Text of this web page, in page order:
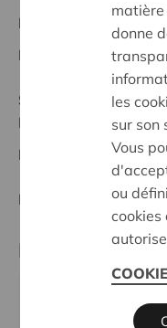
Projet régional
Date de début:16/
Statut:
Lokeren-
Date de décision:16/
Décision: Approuvé
Partenaire
SPEELPLEIN DE
matière
donne
les
sur son
Vous
ou
cookies